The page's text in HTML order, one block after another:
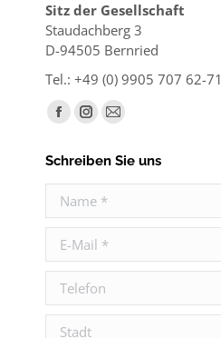
Sitz der Gesellschaft
Staudachberg 3
D-94505 Bernried
Tel.: +49 (0) 9905 707 62-71
Finden Sie uns auf:
Facebook
opens
in
new
window
Instagram
opens
new
window
E-
page
in
window
Schreiben Sie uns
Name *
E-Mail *
Telefon
Stadt